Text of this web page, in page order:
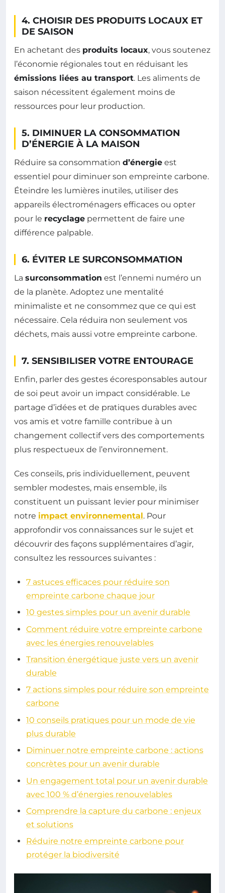
4. CHOISIR DES PRODUITS LOCAUX ET
DE SAISON
En achetant des produits locaux, vous soutenez
l’économie régionales tout en réduisant les
émissions liées au transport. Les aliments de
saison nécessitent également moins de
ressources pour leur production.
5. DIMINUER LA CONSOMMATION
D’ÉNERGIE À LA MAISON
Réduire sa consommation d’énergie est
essentiel pour diminuer son empreinte carbone.
Éteindre les lumières inutiles, utiliser des
appareils électroménagers efficaces ou opter
pour le recyclage permettent de faire une
différence palpable.
6. ÉVITER LE SURCONSOMMATION
La surconsommation est l’ennemi numéro un
de la planète. Adoptez une mentalité
minimaliste et ne consommez que ce qui est
nécessaire. Cela réduira non seulement vos
déchets, mais aussi votre empreinte carbone.
7. SENSIBILISER VOTRE ENTOURAGE
Enfin, parler des gestes écoresponsables autour
de soi peut avoir un impact considérable. Le
partage d’idées et de pratiques durables avec
vos amis et votre famille contribue à un
changement collectif vers des comportements
plus respectueux de l’environnement.
Ces conseils, pris individuellement, peuvent
sembler modestes, mais ensemble, ils
constituent un puissant levier pour minimiser
notre impact environnemental. Pour
approfondir vos connaissances sur le sujet et
découvrir des façons supplémentaires d’agir,
consultez les ressources suivantes :
7 astuces efficaces pour réduire son
empreinte carbone chaque jour
10 gestes simples pour un avenir durable
Comment réduire votre empreinte carbone
avec les énergies renouvelables
Transition énergétique juste vers un avenir
durable
7 actions simples pour réduire son empreinte
carbone
10 conseils pratiques pour un mode de vie
plus durable
Diminuer notre empreinte carbone : actions
concrètes pour un avenir durable
Un engagement total pour un avenir durable
avec 100 % d’énergies renouvelables
Comprendre la capture du carbone : enjeux
et solutions
Réduire notre empreinte carbone pour
protéger la biodiversité